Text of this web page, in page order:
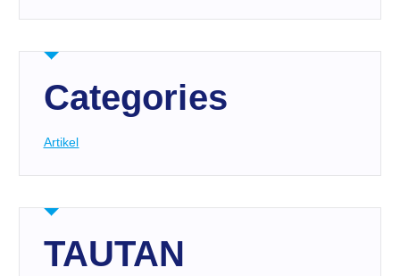
Categories
Artikel
TAUTAN